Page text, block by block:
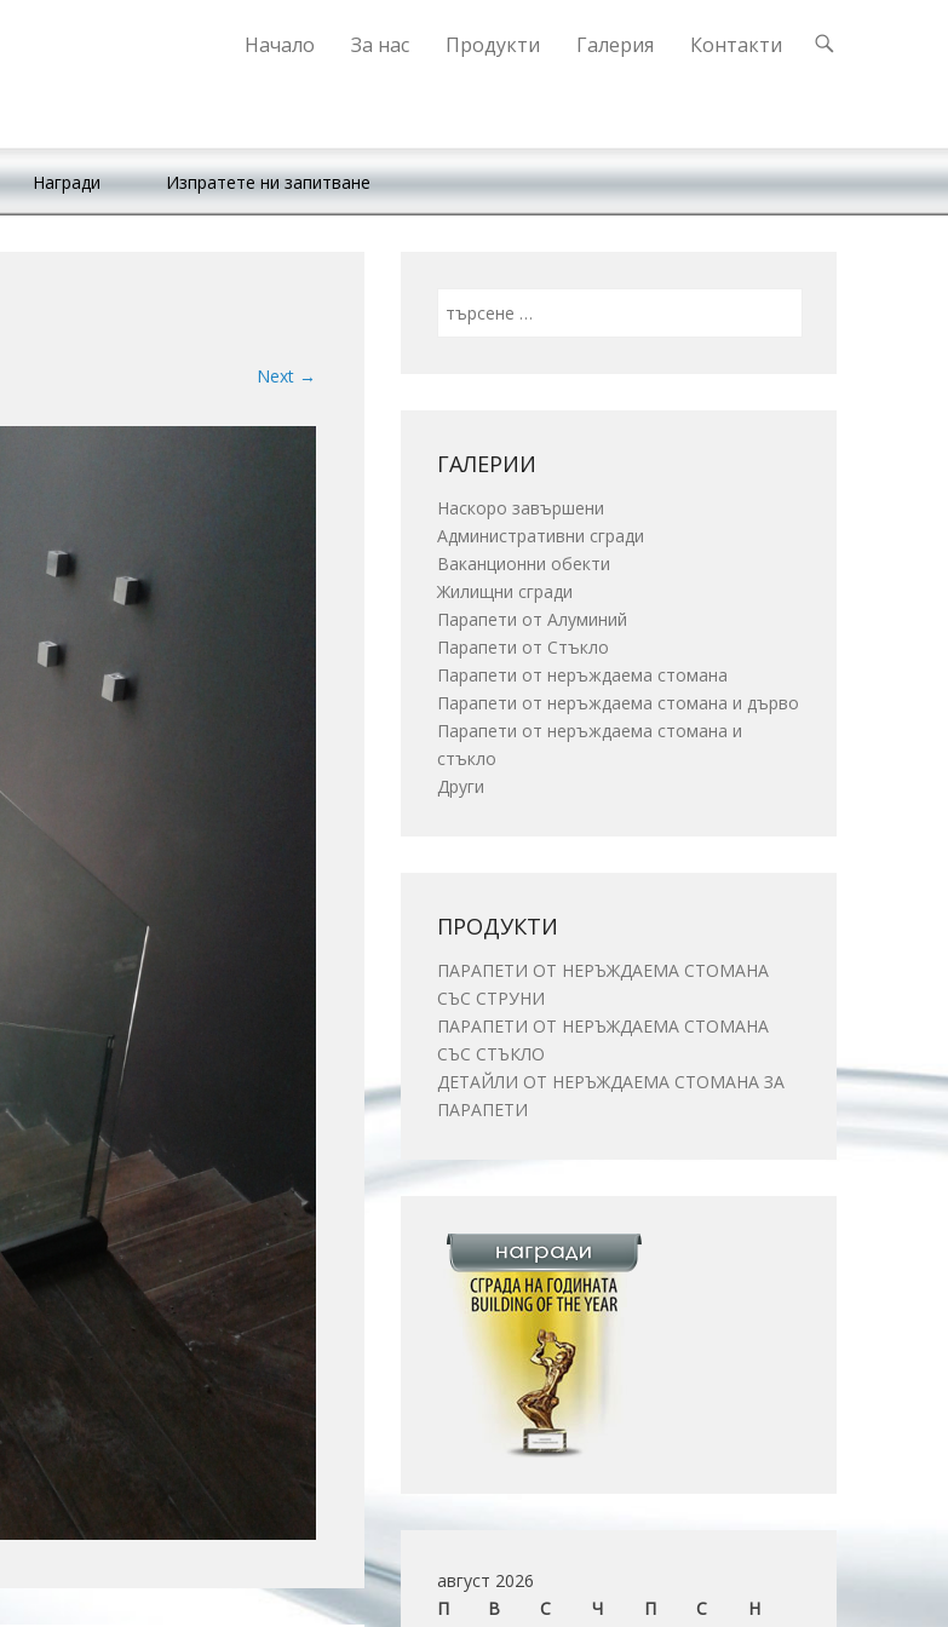
Primary Menu
Skip to content
Начало За нас Продукти Галерия Контакти
Награди Изпратете ни запитване
Next →
ГАЛЕРИИ
Наскоро завършени
Административни сгради
Ваканционни обекти
Жилищни сгради
Парапети от Алуминий
Парапети от Стъкло
Парапети от неръждаема стомана
Парапети от неръждаема стомана и дърво
Парапети от неръждаема стомана и
стъкло
Други
ПРОДУКТИ
ПАРАПЕТИ ОТ НЕРЪЖДАЕМА СТОМАНА
СЪС СТРУНИ
ПАРАПЕТИ ОТ НЕРЪЖДАЕМА СТОМАНА
СЪС СТЪКЛО
ДЕТАЙЛИ ОТ НЕРЪЖДАЕМА СТОМАНА ЗА
ПАРАПЕТИ
август 2026
П
В С Ч П С
Н